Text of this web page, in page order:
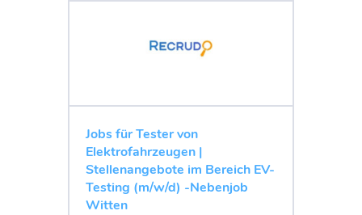
Jobs für Tester von
Elektrofahrzeugen |
Stellenangebote im Bereich EV-
Testing (m/w/d) -Nebenjob
Witten